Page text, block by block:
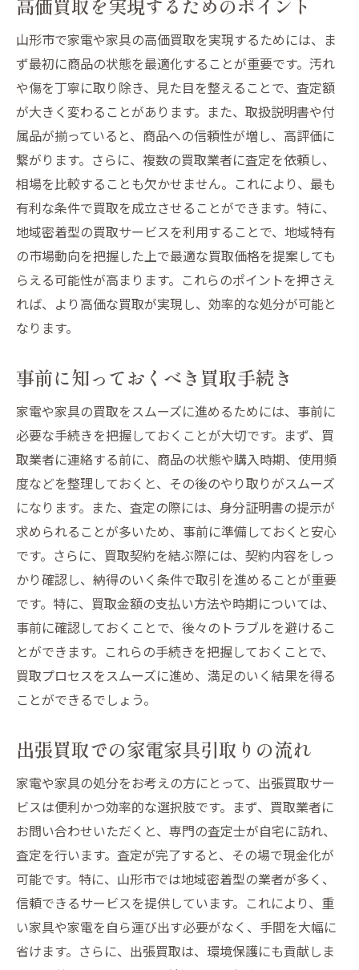
地域密着型サービスで山形市の家電家具を賢く
処分
地域密着の強みとは何か
地元業者を選ぶ理由とその利点
地域貢献につながる買取活動
コミュニティとの連携を深める方法
地域密着型サービスの選び方
地元の買取サービスを利用する利便性
山形市の買取サービス活用で家電家具処分の新
常識
賢く活用するための最新情報
家電家具の買取に関する新しい知識
山形市での買取サービスの変化
エコでお得！山形市での家電家具の買取活用法
エコとお得を両立させるために
買取で得られるエコなメリット
家電家具のエコな再利用法
買取を通じて環境への配慮を
買取で得するための方法
山形市でのエコな生活の始め方
買取サービスで山形市の家電家具処分をスムー
ズに
買取手続きの簡略化術
買取サービス利用時の注意点
トラブルを避けるためのポイント
スムーズな買取を実現する方法
山形市での迅速な買取のコツ
山形市で家電や家具の高価買取を実現するためには、ま
ず最初に商品の状態を最適化することが重要です。汚れ
や傷を丁寧に取り除き、見た目を整えることで、査定額
が大きく変わることがあります。また、取扱説明書や付
属品が揃っていると、商品への信頼性が増し、高評価に
繋がります。さらに、複数の買取業者に査定を依頼し、
相場を比較することも欠かせません。これにより、最も
有利な条件で買取を成立させることができます。特に、
地域密着型の買取サービスを利用することで、地域特有
の市場動向を把握した上で最適な買取価格を提案しても
らえる可能性が高まります。これらのポイントを押さえ
れば、より高価な買取が実現し、効率的な処分が可能と
なります。
事前に知っておくべき買取手続き
家電や家具の買取をスムーズに進めるためには、事前に
必要な手続きを把握しておくことが大切です。まず、買
取業者に連絡する前に、商品の状態や購入時期、使用頻
度などを整理しておくと、その後のやり取りがスムーズ
になります。また、査定の際には、身分証明書の提示が
求められることが多いため、事前に準備しておくと安心
です。さらに、買取契約を結ぶ際には、契約内容をしっ
かり確認し、納得のいく条件で取引を進めることが重要
です。特に、買取金額の支払い方法や時期については、
事前に確認しておくことで、後々のトラブルを避けるこ
とができます。これらの手続きを把握しておくことで、
買取プロセスをスムーズに進め、満足のいく結果を得る
ことができるでしょう。
出張買取での家電家具引取りの流れ
家電や家具の処分をお考えの方にとって、出張買取サー
ビスは便利かつ効率的な選択肢です。まず、買取業者に
お問い合わせいただくと、専門の査定士が自宅に訪れ、
査定を行います。査定が完了すると、その場で現金化が
可能です。特に、山形市では地域密着型の業者が多く、
信頼できるサービスを提供しています。これにより、重
い家具や家電を自ら運び出す必要がなく、手間を大幅に
省けます。さらに、出張買取は、環境保護にも貢献しま